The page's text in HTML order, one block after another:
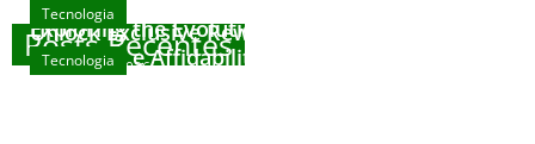
Posts Recentes
Exploring the Evolution of Online Slot Games
agosto 7, 2026
Unlock Exclusive Rewards at The Big Dog
House
Tecnologia
Sicurezza e Affidabilità di Mr Nulls Wicked
Wares
Tecnologia